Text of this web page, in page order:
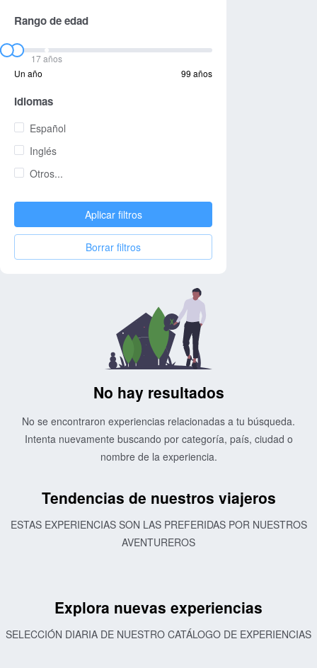
Rango de edad
17 años
Un año
99 años
Idiomas
Español
Inglés
Otros...
Aplicar filtros
Borrar filtros
No hay resultados
No se encontraron experiencias relacionadas a tu búsqueda.
Intenta nuevamente buscando por categoría, país, ciudad o
nombre de la experiencia.
Tendencias de nuestros viajeros
ESTAS EXPERIENCIAS SON LAS PREFERIDAS POR NUESTROS
AVENTUREROS
Explora nuevas experiencias
SELECCIÓN DIARIA DE NUESTRO CATÁLOGO DE EXPERIENCIAS